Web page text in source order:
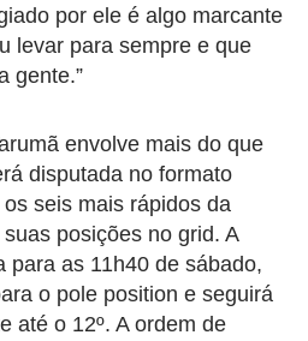
por ele é algo marcante
levar para sempre e que
gente.”
envolve mais do que
disputada no formato
seis mais rápidos da
posições no grid. A
para as 11h40 de sábado,
o pole position e seguirá
até o 12º. A ordem de